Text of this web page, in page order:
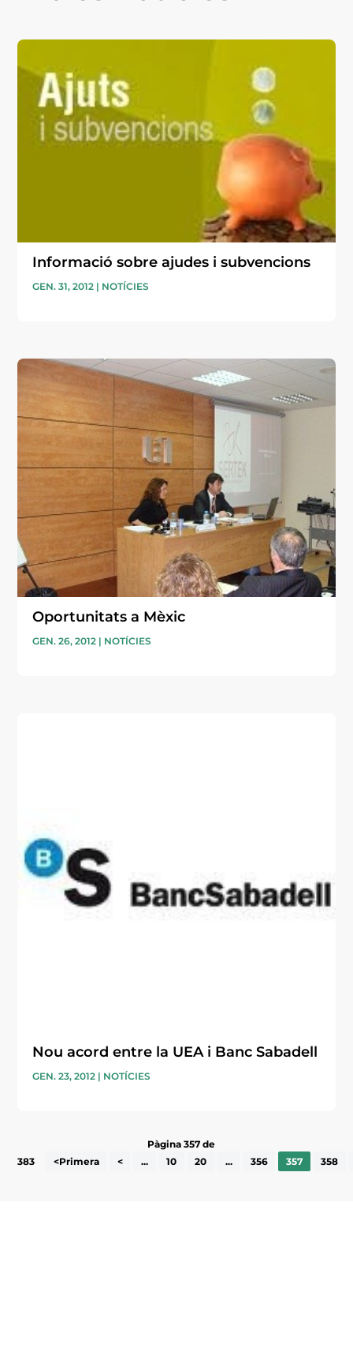
Informació sobre ajudes i subvencions
GEN. 31, 2012 | NOTÍCIES
Oportunitats a Mèxic
GEN. 26, 2012 | NOTÍCIES
Nou acord entre la UEA i Banc Sabadell
GEN. 23, 2012 | NOTÍCIES
Pàgina 357 de
383
<Primera < ... 10 20 ... 356 357 358